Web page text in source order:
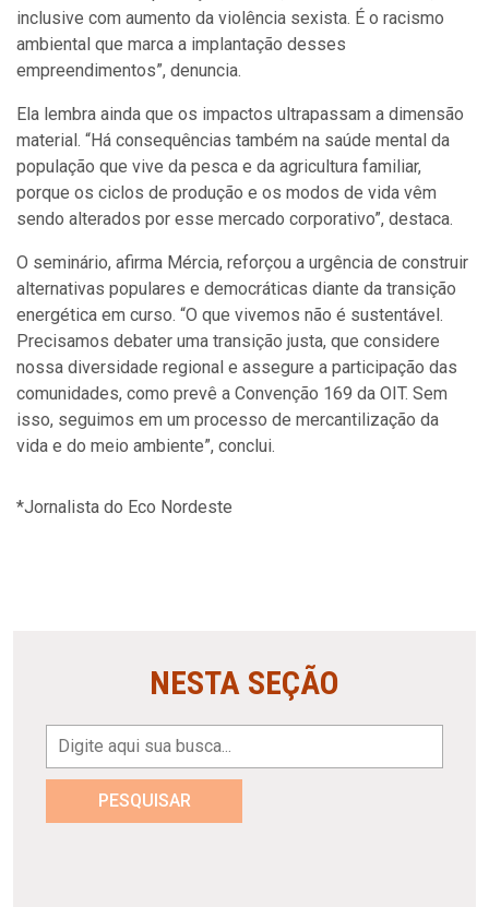
inclusive com aumento da violência sexista. É o racismo
ambiental que marca a implantação desses
empreendimentos”, denuncia.
Ela lembra ainda que os impactos ultrapassam a dimensão
material. “Há consequências também na saúde mental da
população que vive da pesca e da agricultura familiar,
porque os ciclos de produção e os modos de vida vêm
sendo alterados por esse mercado corporativo”, destaca.
O seminário, afirma Mércia, reforçou a urgência de construir
alternativas populares e democráticas diante da transição
energética em curso. “O que vivemos não é sustentável.
Precisamos debater uma transição justa, que considere
nossa diversidade regional e assegure a participação das
comunidades, como prevê a Convenção 169 da OIT. Sem
isso, seguimos em um processo de mercantilização da
vida e do meio ambiente”, conclui.
*Jornalista do Eco Nordeste
NESTA SEÇÃO
PESQUISAR